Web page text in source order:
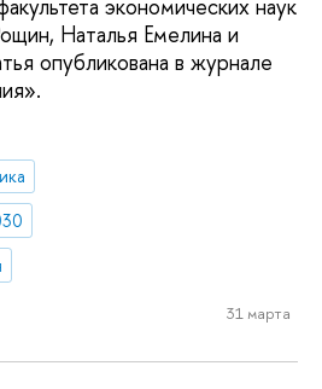
экономических наук
Наталья Емелина и
опубликована в журнале
31 марта